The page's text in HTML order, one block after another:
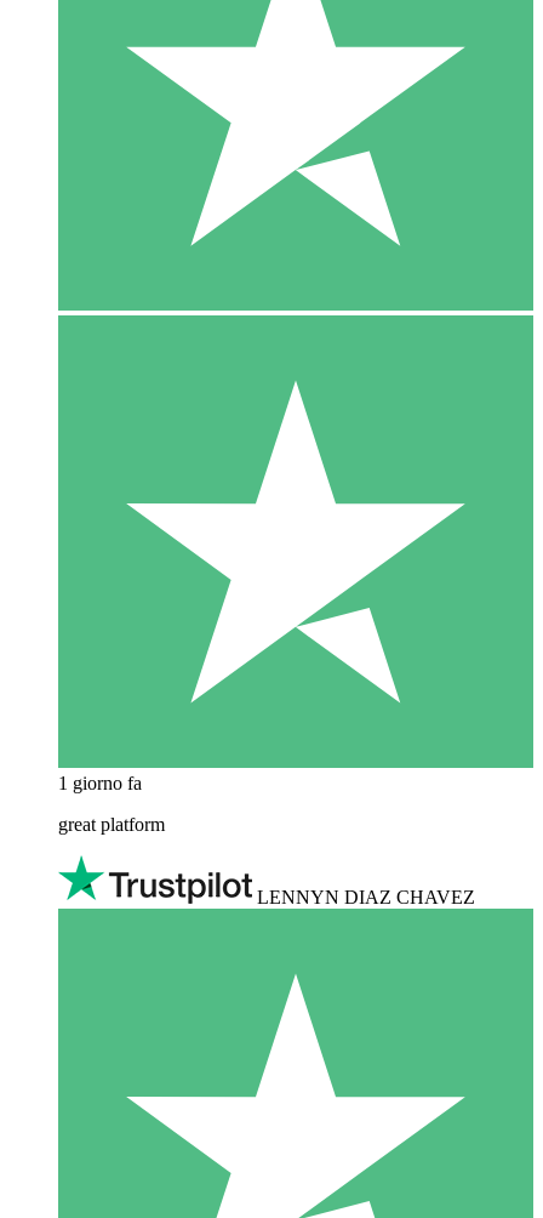
1 giorno fa
great platform
LENNYN DIAZ CHAVEZ